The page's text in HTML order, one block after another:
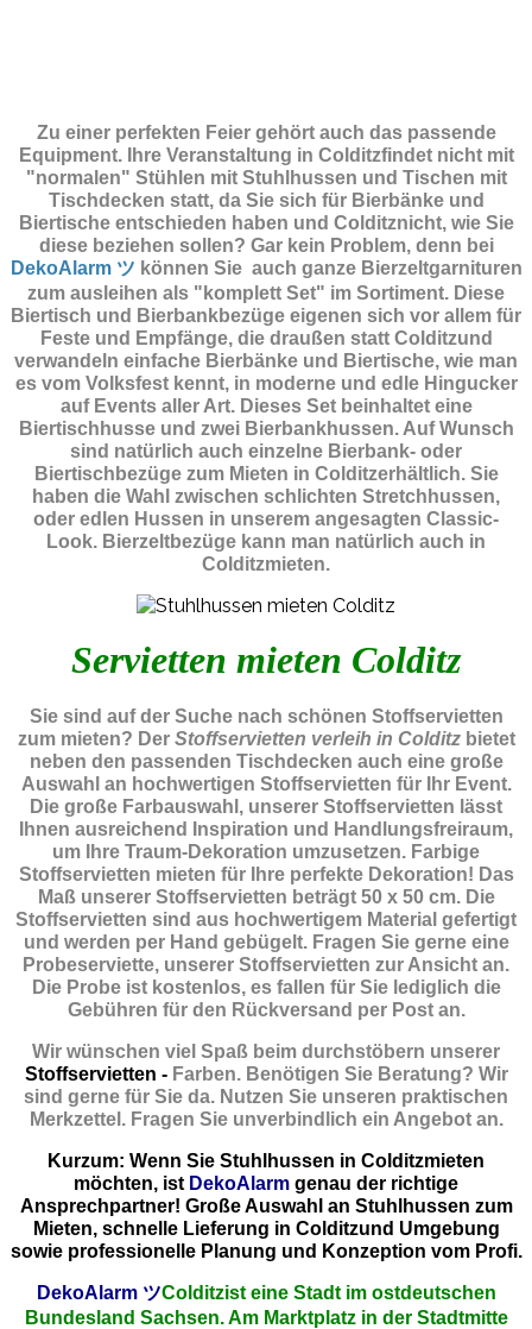
Zu einer perfekten Feier gehört auch das passende
Equipment.
Ihre Veranstaltung in Colditzfindet nicht mit
"normalen" Stühlen mit Stuhlhussen und Tischen mit
Tischdecken statt, da Sie sich für Bierbänke und
Biertische entschieden haben und Colditznicht, wie Sie
diese beziehen sollen? Gar kein Problem, denn bei
DekoAlarm ツ können Sie auch ganze Bierzeltgarnituren
zum ausleihen als "komplett Set" im Sortiment. Diese
Biertisch und Bierbankbezüge eigenen sich vor allem für
Feste und Empfänge, die draußen statt Colditzund
verwandeln einfache Bierbänke und Biertische, wie man
es vom Volksfest kennt, in moderne und edle Hingucker
auf Events aller Art. Dieses Set beinhaltet eine
Biertischhusse und zwei Bierbankhussen. Auf Wunsch
sind natürlich auch einzelne Bierbank- oder
Biertischbezüge zum Mieten in Colditzerhältlich. Sie
haben die Wahl zwischen schlichten Stretchhussen,
oder edlen Hussen in unserem angesagten Classic-
Look. Bierzeltbezüge kann man natürlich auch in
Colditzmieten.
Servietten mieten Colditz
Sie sind auf der Suche nach schönen Stoffservietten
zum mieten? Der Stoffservietten verleih in Colditzbietet
neben den passenden Tischdecken auch eine große
Auswahl an hochwertigen Stoffservietten für Ihr Event.
Die große Farbauswahl, unserer Stoffservietten lässt
Ihnen ausreichend Inspiration und Handlungsfreiraum,
um Ihre Traum-Dekoration umzusetzen. Farbige
Stoffservietten mieten für Ihre perfekte Dekoration! Das
Maß unserer Stoffservietten beträgt 50 x 50 cm. Die
Stoffservietten sind aus hochwertigem Material gefertigt
und werden per Hand gebügelt. Fragen Sie gerne eine
Probeserviette, unserer Stoffservietten zur Ansicht an.
Die Probe ist kostenlos, es fallen für Sie lediglich die
Gebühren für den Rückversand per Post an.
Wir wünschen viel Spaß beim durchstöbern unserer
Stoffservietten - Farben. Benötigen Sie Beratung? Wir
sind gerne für Sie da. Nutzen Sie unseren praktischen
Merkzettel. Fragen Sie unverbindlich ein Angebot an.
Kurzum: Wenn Sie Stuhlhussen in Colditzmieten
möchten, ist DekoAlarm genau der richtige
Ansprechpartner! Große Auswahl an Stuhlhussen zum
Mieten, schnelle Lieferung in Colditzund Umgebung
sowie professionelle Planung und Konzeption vom Profi.
DekoAlarm ツColditzist eine Stadt im ostdeutschen
Bundesland Sachsen. Am Marktplatz in der Stadtmitte